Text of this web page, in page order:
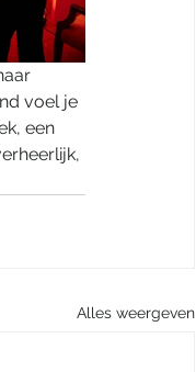
voel je
een
Alles weergeven